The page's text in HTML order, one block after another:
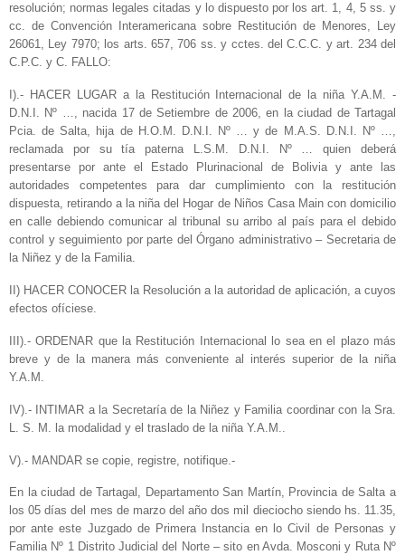
resolución; normas legales citadas y lo dispuesto por los art. 1, 4, 5 ss. y
cc. de Convención Interamericana sobre Restitución de Menores, Ley
26061, Ley 7970; los arts. 657, 706 ss. y cctes. del C.C.C. y art. 234 del
C.P.C. y C. FALLO:
I).- HACER LUGAR a la Restitución Internacional de la niña Y.A.M. -
D.N.I. Nº …, nacida 17 de Setiembre de 2006, en la ciudad de Tartagal
Pcia. de Salta, hija de H.O.M. D.N.I. Nº … y de M.A.S. D.N.I. Nº …,
reclamada por su tía paterna L.S.M. D.N.I. Nº … quien deberá
presentarse por ante el Estado Plurinacional de Bolivia y ante las
autoridades competentes para dar cumplimiento con la restitución
dispuesta, retirando a la niña del Hogar de Niños Casa Main con domicilio
en calle debiendo comunicar al tribunal su arribo al país para el debido
control y seguimiento por parte del Órgano administrativo – Secretaria de
la Niñez y de la Familia.
II) HACER CONOCER la Resolución a la autoridad de aplicación, a cuyos
efectos ofíciese.
III).- ORDENAR que la Restitución Internacional lo sea en el plazo más
breve y de la manera más conveniente al interés superior de la niña
Y.A.M.
IV).- INTIMAR a la Secretaría de la Niñez y Familia coordinar con la Sra.
L. S. M. la modalidad y el traslado de la niña Y.A.M..
V).- MANDAR se copie, registre, notifique.-
En la ciudad de Tartagal, Departamento San Martín, Provincia de Salta a
los 05 días del mes de marzo del año dos mil dieciocho siendo hs. 11.35,
por ante este Juzgado de Primera Instancia en lo Civil de Personas y
Familia Nº 1 Distrito Judicial del Norte – sito en Avda. Mosconi y Ruta Nº